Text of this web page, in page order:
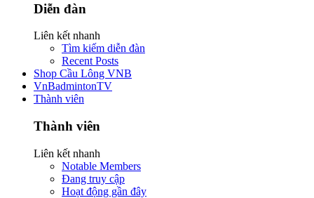
Diễn đàn
Liên kết nhanh
Tìm kiếm diễn đàn
Recent Posts
Shop Cầu Lông VNB
VnBadmintonTV
Thành viên
Thành viên
Liên kết nhanh
Notable Members
Đang truy cập
Hoạt động gần đây